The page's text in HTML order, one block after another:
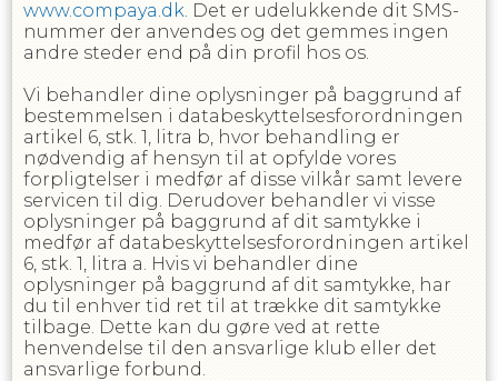
www.compaya.dk. Det er udelukkende dit SMS-
nummer der anvendes og det gemmes ingen
andre steder end på din profil hos os.
Vi behandler dine oplysninger på baggrund af
bestemmelsen i databeskyttelsesforordningen
artikel 6, stk. 1, litra b, hvor behandling er
nødvendig af hensyn til at opfylde vores
forpligtelser i medfør af disse vilkår samt levere
servicen til dig. Derudover behandler vi visse
oplysninger på baggrund af dit samtykke i
medfør af databeskyttelsesforordningen artikel
6, stk. 1, litra a. Hvis vi behandler dine
oplysninger på baggrund af dit samtykke, har
du til enhver tid ret til at trække dit samtykke
tilbage. Dette kan du gøre ved at rette
henvendelse til den ansvarlige klub eller det
ansvarlige forbund.